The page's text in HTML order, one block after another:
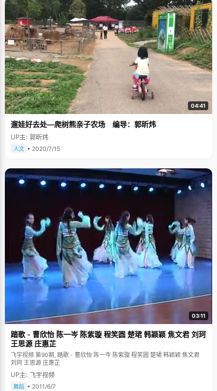
04:41
遛娃好去处—爬树熊亲子农场 编导：郭昕炜
UP主: 郭昕炜
人文 • 2020/7/15
03:11
踏歌 - 曹欣怡 陈一岑 陈紫璇 程笑圆 楚珺 韩颖颖 焦文君 刘珂
王思源 庄惠芷
飞宇视频 第90期, 踏歌 - 曹欣怡 陈一岑 陈紫璇 程笑圆 楚珺 韩颖颖 焦文君
刘珂 王思源 庄惠芷
UP主: 飞宇视频
舞蹈 • 2011/6/7